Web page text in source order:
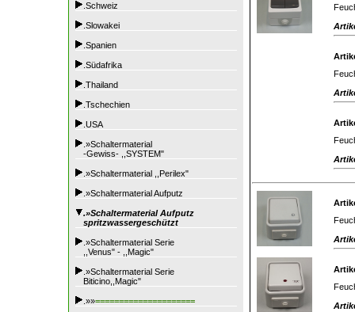
.Schweiz
.Slowakei
.Spanien
.Südafrika
.Thailand
.Tschechien
.USA
.»Schaltermaterial
-Gewiss- ,,SYSTEM"
.»Schaltermaterial ,,Perilex"
.»Schaltermaterial Aufputz
.»Schaltermaterial Aufputz
spritzwassergeschützt
.»Schaltermaterial Serie
,,Venus" - ,,Magic"
.»Schaltermaterial Serie
Biticino,,Magic"
.»»=====================